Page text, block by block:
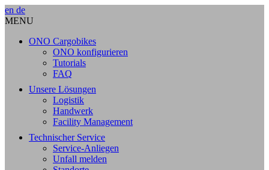
en de
MENU
ONO Cargobikes
ONO konfigurieren
Tutorials
FAQ
Unsere Lösungen
Logistik
Handwerk
Facility Management
Technischer Service
Service-Anliegen
Unfall melden